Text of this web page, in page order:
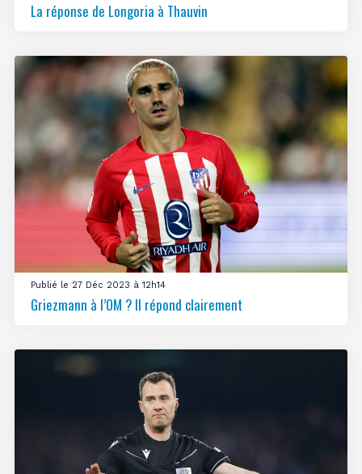
La réponse de Longoria à Thauvin
Publié le 27 Déc 2023 à 12h14
Griezmann à l’OM ? Il répond clairement